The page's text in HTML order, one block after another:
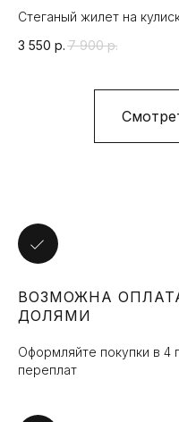
Стеганый жилет на
пух.
3 550 р. 7 900 р.
ВОЗМОЖНА
ДОЛЯМИ
Оформляйте покупки в 4
переплат
УЗНАВАЙТЕ О
ПЕРВЫМИ
Подпишитесь на нашу
новостей